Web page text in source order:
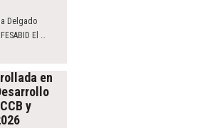
Delgado
El …
en
y